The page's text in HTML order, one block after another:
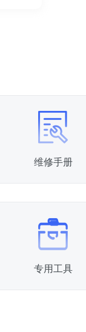
维修手册
专用工具